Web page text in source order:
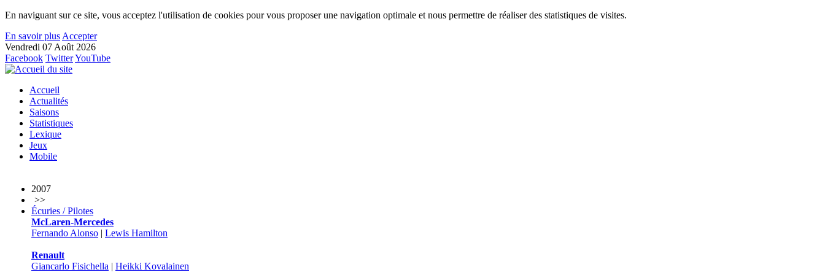
En naviguant sur ce site, vous acceptez l'utilisation de cookies pour vous proposer une navigation optimale et nous permettre de réaliser des statistiques de visites.
En savoir plus Accepter
Vendredi 07 Août 2026
Facebook TwitterYouTube
Accueil
Actualités
Saisons
Statistiques
Lexique
Jeux
Mobile
2007
>>
Écuries / Pilotes
McLaren-Mercedes
Fernando Alonso | Lewis Hamilton
Renault
Giancarlo Fisichella | Heikki Kovalainen